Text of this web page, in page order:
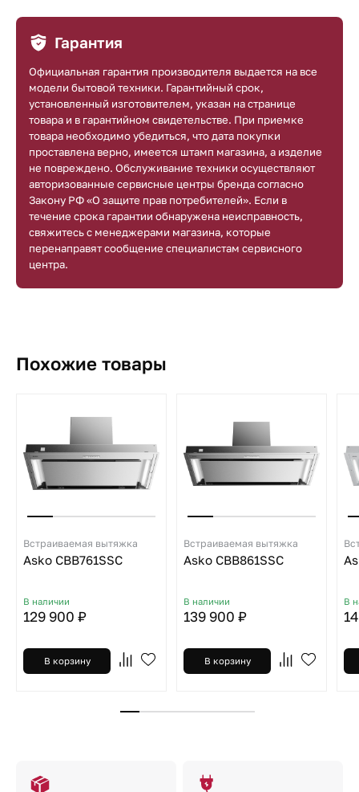
Гарантия
Официальная гарантия производителя выдается на все
модели бытовой техники. Гарантийный срок,
установленный изготовителем, указан на странице
товара и в гарантийном свидетельстве. При приемке
товара необходимо убедиться, что дата покупки
проставлена верно, имеется штамп магазина, а изделие
не повреждено. Обслуживание техники осуществляют
авторизованные сервисные центры бренда согласно
Закону РФ «О защите прав потребителей». Если в
течение срока гарантии обнаружена неисправность,
свяжитесь с менеджерами магазина, которые
перенаправят сообщение специалистам сервисного
центра.
Похожие товары
Встраиваемая вытяжка
Asko CBB761SSC
В наличии
129 900 ₽
В корзину
Встраиваемая вытяжка
Asko CBB861SSC
В наличии
139 900 ₽
В корзину
В